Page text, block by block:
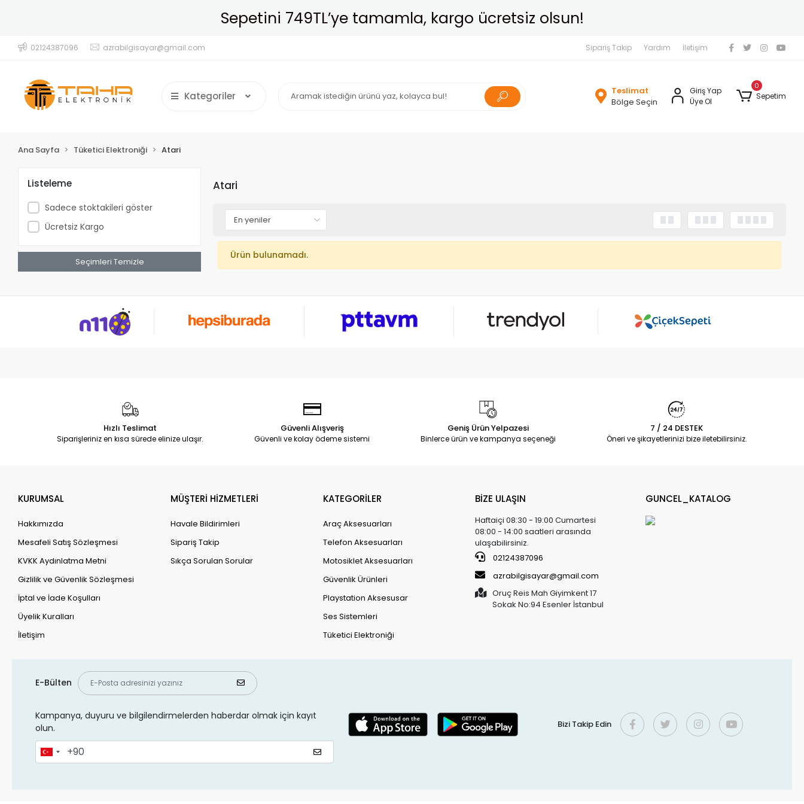
Sepetini 749TL’ye tamamla, kargo ücretsiz olsun!
02124387096 azrabilgisayar@gmail.com Sipariş Takip Yardım İletişim
Kategoriler
Teslimat
Bölge Seçin
Giriş Yap
Üye Ol
0
Sepetim
Ana Sayfa Tüketici Elektroniği Atari
Listeleme
Sadece stoktakileri göster
Ücretsiz Kargo
Seçimleri Temizle
Atari
Ürün bulunamadı.
Hızlı Teslimat
Siparişleriniz en kısa sürede elinize ulaşır.
Güvenli Alışveriş
Güvenli ve kolay ödeme sistemi
Geniş Ürün Yelpazesi
Binlerce ürün ve kampanya seçeneği
7 / 24 DESTEK
Öneri ve şikayetlerinizi bize iletebilirsiniz.
KURUMSAL
Hakkımızda
Mesafeli Satış Sözleşmesi
KVKK Aydınlatma Metni
Gizlilik ve Güvenlik Sözleşmesi
İptal ve İade Koşulları
Üyelik Kuralları
İletişim
MÜŞTERİ HİZMETLERİ
Havale Bildirimleri
Sipariş Takip
Sıkça Sorulan Sorular
KATEGORİLER
Araç Aksesuarları
Telefon Aksesuarları
Motosiklet Aksesuarları
Güvenlik Ürünleri
Playstation Aksesusar
Ses Sistemleri
Tüketici Elektroniği
BİZE ULAŞIN
Haftaiçi 08:30 - 19:00 Cumartesi
08:00 - 14:00 saatleri arasında
ulaşabilirsiniz.
02124387096
azrabilgisayar@gmail.com
Oruç Reis Mah Giyimkent 17
Sokak No:94 Esenler İstanbul
GUNCEL_KATALOG
E-Bülten
Kampanya, duyuru ve bilgilendirmelerden haberdar olmak için kayıt
olun.
Bizi Takip Edin